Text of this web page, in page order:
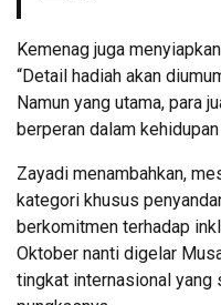
Kemenag juga
“Detail hadiah akan
Namun yang utama, para
berperan dalam
Zayadi menambahkan,
kategori khusus
berkomitmen terhadap
Oktober nanti digelar
tingkat internasional yang